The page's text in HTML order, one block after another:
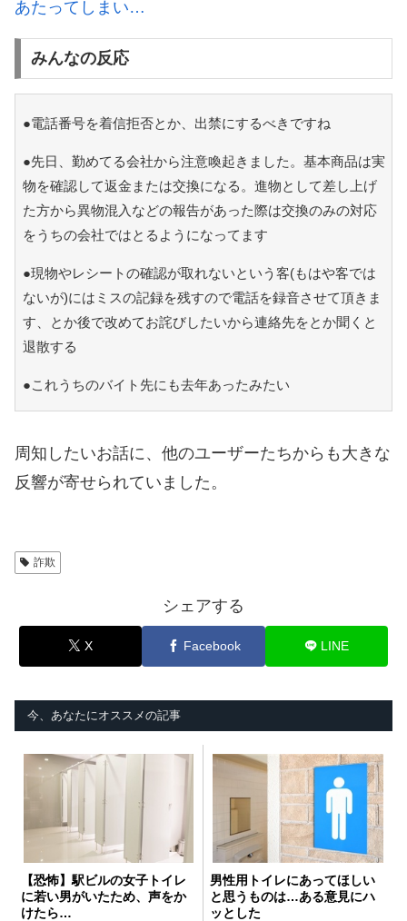
あたってしまい…
みんなの反応
●電話番号を着信拒否とか、出禁にするべきですね
●先日、勤めてる会社から注意喚起きました。基本商品は実
物を確認して返金または交換になる。進物として差し上げ
た方から異物混入などの報告があった際は交換のみの対応
をうちの会社ではとるようになってます
●現物やレシートの確認が取れないという客(もはや客では
ないが)にはミスの記録を残すので電話を録音させて頂きま
す、とか後で改めてお詫びしたいから連絡先をとか聞くと
退散する
●これうちのバイト先にも去年あったみたい
周知したいお話に、他のユーザーたちからも大きな
反響が寄せられていました。
詐欺
シェアする
X Facebook LINE
今、あなたにオススメの記事
【恐怖】駅ビルの女子トイレ
に若い男がいたため、声をか
けたら…
男性用トイレにあってほしい
と思うものは…ある意見にハ
ッとした